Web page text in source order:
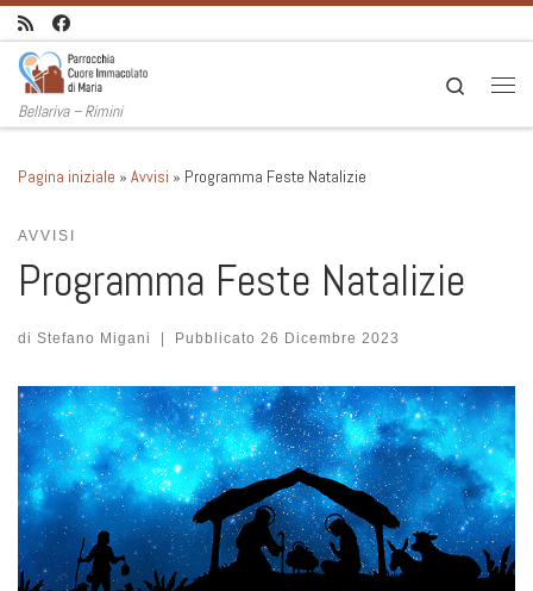
Passa al contenuto
Bellariva – Rimini
Search
Pagina iniziale » Avvisi » Programma Feste Natalizie
AVVISI
Programma Feste Natalizie
di Stefano Migani | Pubblicato 26 Dicembre 2023